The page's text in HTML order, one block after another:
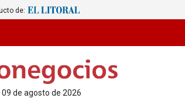
de:
09 de agosto de 2026